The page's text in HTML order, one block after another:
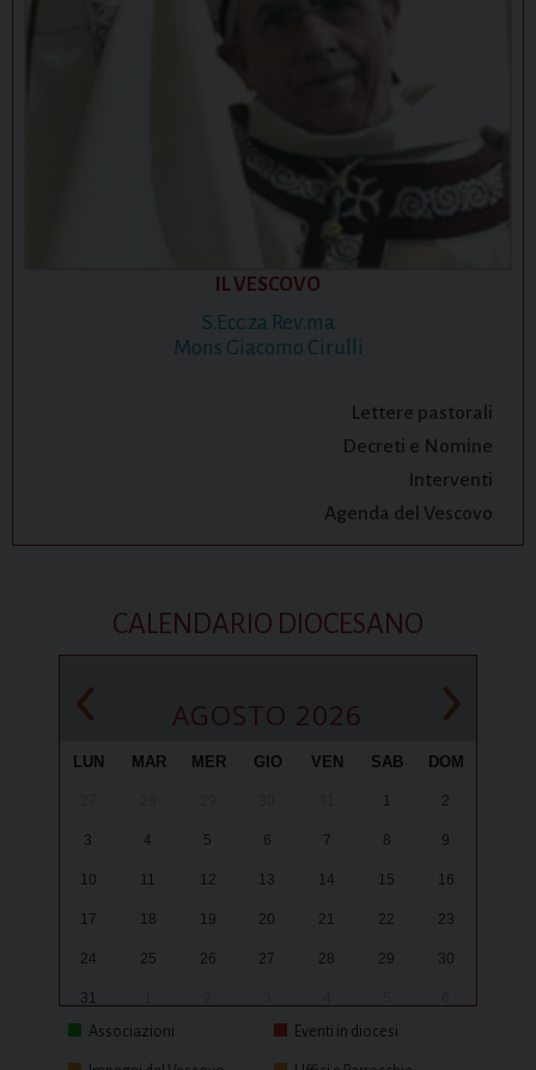
IL VESCOVO
S.Ecc.za Rev.ma
Mons Giacomo Cirulli
Lettere pastorali
Decreti e Nomine
Interventi
Agenda del Vescovo
CALENDARIO DIOCESANO
‹ AGOSTO 2026 ›
LUN MAR MER GIO VEN SAB DOM
1 2
3 4 5 6 7 8 9
10 11 12 13 14 15 16
17 18 19 20 21 22 23
24 25 26 27 28 29 30
31
Associazioni
Eventi in diocesi